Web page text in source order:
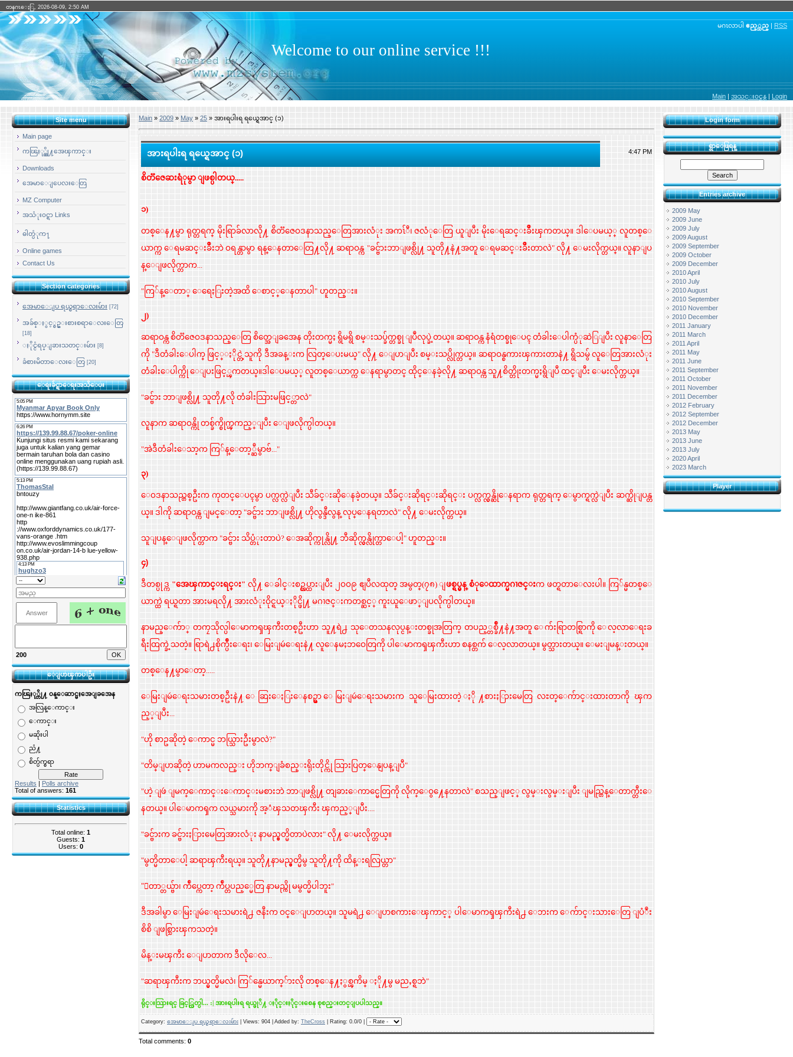
တနဂၤေႏြ, 2026-08-09, 2:50 AM
မဂၤလာပါ ဧည့္သည္ | RSS
Welcome to our online service !!!
Main | အသင္း၀င္ရန္ | Login
Site menu
Main page
ကၽြႏု္ပ္တို႔အေၾကာင္း
Downloads
အေမာေျပေလးေတြ
MZ Computer
အသံုး၀င္ရာ Links
ဓါတ္ပံုက႑
Online games
Contact Us
Section categories
အေမာေျပ ရယ္စရာေလးမ်ား [72]
အခ်စ္ႏွင့္စဥ္းစားစရာေလးေတြ
[18]
ႏိုင္ငံရပ္ျခားသတင္းမ်ား [8]
ခံစားမိတာေလးေတြ [20]
ေရးခ်င္ရာေရးအသိေပး
200
ေျပာၾကပါဦး
ကၽြႏု္တို႔ ၀န္ေဆာင္မႈအေျခအေန
အလြန္ေကာင္း
ေကာင္း
မဆိုးပါ
ညံ႔
စိတ္ပ်က္စရာ
Results | Polls archive
Total of answers: 161
Statistics
Total online: 1
Guests: 1
Users: 0
Main » 2009 » May » 25 » အားရပါးရ ရယ္ရေအာင္ (၁)
အားရပါးရ ရယ္ရေအာင္ (၁) 4:47 PM
စိတၱဇေဆးရံုမွာ ျဖစ္ပါတယ္.....
၁)
တစ္ေန႔မွာ ရုတ္တရက္ မိုးရြာခ်လာလို႔ စိတၱဇေဝဒနာသည္ေတြအားလံုး အကၤ်ီ၊ ဇလံုေတြ ယူျပီး မိုးေရဆင္းခ်ဳိးၾကတယ္။ ဒါေပမယ့္ လူတစ္ေ
ယာက္က ေရမဆင္းခ်ဳိးဘဲ ဝရန္တာမွာ ရန္ေနတာေတြ႔လို႔ ဆရာဝန္က "ခင္ဗ်ားဘာျဖစ္လို႔ သူတို႔နဲ႔အတူ ေရမဆင္းခ်ဳိးတာလဲ" လို႔ ေမးလိုက္တယ္။ လူနာျပ
န္ေျဖလိုက္တာက...
"ကြ်န္ေတာ္ ေရေႏြးတဲ့အထိ ေစာင့္ေနတာပါ" ဟူတည္း။
၂)
ဆရာဝန္က စိတၱဇေဝဒနာသည္ေတြ စိတ္အေျခအေန တိုးတက္မႈ ရွိမရွိ စမ္းသပ္ခ်က္တစ္ခု ျပဳလုပ္ခဲ့တယ္။ ဆရာဝန္က နံရံတစ္ခုေပၚ တံခါးေပါက္ပံုဆဲြျပီး လူနာေတြ
ကို "ဒီတံခါးေပါက္ ဖြင့္ႏိုင္တဲ့သူကို ဒီအခန္းက လြတ္ေပးမယ္" လို႔ ေျပာျပီး စမ္းသပ္လိုက္တယ္။ ဆရာဝန္စကားၾကားတာနဲ႔ ရွိသမွ် လူေတြအားလံုး
တံခါးေပါက္ကို ေျပးဖြင့္ၾကတယ္။ဒါေပမယ့္ လူတစ္ေယာက္က ေနရာမွာတင္ ထိုင္ေနခဲ့လို႔ ဆရာဝန္က သူ႔စိတ္တိုးတက္မႈရွိျပီ ထင္ျပီး ေမးလိုက္တယ္။
"ခင္ဗ်ား ဘာျဖစ္လို႔ သူတို႔လို တံခါးသြားမဖြင့္တာလဲ"
လူနာက ဆရာဝန္ကို တစ္ခ်က္စိုက္ၾကည့္ျပီး ေျဖလိုက္ပါတယ္။
"အဲဒီတံခါးေသာ့က ကြ်န္ေတာ့္ဆီမွာဗ်..."
၃)
ေဝဒနာသည္တစ္ဦးက ကုတင္ေပၚမွာ ပက္လက္လဲျပီး သီခ်င္းဆိုေနခဲ့တယ္။ သီခ်င္းဆိုရင္းဆိုရင္း ပက္လက္လွန္ဆိုေနရာက ရုတ္တရက္ ေမွာက္ရက္လဲျပီး ဆက္ဆိုျပန္တ
ယ္။ ဒါကို ဆရာဝန္က ျမင္ေတာ့ "ခင္ဗ်ား ဘာျဖစ္လို႔ ဟိုလွန္ဒီလွန္ လုပ္ေနရတာလဲ" လို႔ ေမးလိုက္တယ္။
သူျပန္ေျဖလိုက္တာက "ခင္ဗ်ား သိပ္တံုးတာပဲ? ေအဆိုက္ကုန္လို႔ ဘီဆိုက္လွန္လိုက္တာေပါ့" ဟူတည္း။
၄)
ဒီတစ္ပုဒ္က "အေၾကာင္းရင္း" လို႔ ေခါင္းစဥ္တပ္ထားျပီး ၂ဝဝ၉ ဧျပီလထုတ္ အမွတ္(၇၈) ျဖစ္ရပ္မွန္ စံုေထာက္မဂၢဇင္းက ဖတ္ရတာေလးပါ။ ကြ်န္မတစ္ေ
ယာက္ထဲ ရယ္ရတာ အားမရလို႔ အားလံုးဝိုင္ရယ္ႏိုင္ဖို႔ မဂၢဇင္းကတစ္ဆင့္ ကူးယူေဖာ္ျပလိုက္ပါတယ္။
နာမည္ေက်ာ္ တကၠသိုလ္ပါေမာကၡၾကီးတစ္ဦးဟာ သူ႔ရဲ႕ သုေတသနလုပ္ငန္းတစ္ခုအတြက္ တပည့္တစ္ခ်ဳိ႔နဲ႔အတူ ေက်းရြာတစ္ရြာကို ေလ့လာေရးခ
ရီးထြက္ခဲ့သတဲ့။ ရြာရဲ႕စိုက္ပ်ဳိးေရး၊ ေမြးျမဴေရးနဲ႔ လူေနမႈဘဝေတြကို ပါေမာကၡၾကီးဟာ စနစ္တက် ေလ့လာတယ္။ မွတ္သားတယ္။ ေမးျမန္းတယ္။
တစ္ေန႔မွာေတာ့.....
ေမြးျမဴေရးသမားတစ္ဦးနဲ႔ ေဆြးေႏြးေနစဥ္မွာ ေမြးျမဴေရးသမားက သူေမြးထားတဲ့ ႏို႔စားႏြားမေတြ လႊတ္ေက်ာင္းထားတာကို ၾက
ည့္ျပီး...
"ဟို စာဥဆိုတဲ့ ေကာင္မ ဘယ္သြားဦးမွာလဲ?"
"တိမ္ျပာဆိုတဲ့ ဟာမကလည္း ဟိုဘက္ျခံစည္းရိုးတိုင္ကို သြားပြတ္ေနျပန္ျပီ"
"ဟဲ့ ျဖဴ ျမက္ေကာင္းေကာင္းမစားဘဲ ဘာျဖစ္လို႔ တျခားေကာင္မေတြကို လိုက္ေဝွ႔ေနတာလဲ" စသည္ျဖင့္ လွမ္းလွမ္းျပီး ျမည္တြန္ေတာက္တီးေ
နတယ္။ ပါေမာကၡက လယ္သမားကို အ့ံၾသတၾကီး ၾကည့္ျပီး....
"ခင္ဗ်ားက ခင္ဗ်ားႏြားမေတြအားလံုး နာမည္မွတ္မိတာပဲလား" လို႔ ေမးလိုက္တယ္။
"မွတ္မိတာေပါ့ ဆရာၾကီးရယ္။ သူတို႔နာမည္မွတ္မိမွ သူတို႔ကို ထိန္းရလြယ္တာ"
"ေတာ္တယ္ဗ်ာ၊ က်ဳပ္ကေတာ့ က်ဳပ္တပည့္မေတြ နာမည္ကို မမွတ္မိပါဘူး"
ဒီအခါမွာ ေမြးျမဴေရးသမားရဲ႕ ဇနီးက ဝင္ေျပာတယ္။ သူမရဲ႕ ေျပာစကားေၾကာင့္ ပါေမာကၡၾကီးရဲ႕ ေဘးက ေက်ာင္းသားေတြ ျပံဳး
စိစိ ျဖစ္သြားၾကသတဲ့။
မိန္းမၾကီး ေျပာတာက ဒီလိုေလ...
"ဆရာၾကီးက ဘယ္မွတ္မိမလဲ၊ ကြ်န္မေယာက္်ားလို တစ္ေန႔ႏွစ္ၾကိမ္ ႏို႔မွ မညႇစ္ရဘဲ"
ရိုင္းသြားရင္ ခြင့္လြတ္ပါ... :| အားရပါးရ ရယ္ဖုိ႔ ႏိုင္းႏိုင္းစေန စုစည္းတင္ျပပါသည္။
Category: အေမာေျပ ရယ္စရာေလးမ်ား Views: 904 | Added by: TheCross Rating: 0.0/0 |
Total comments: 0
Login form
ရွာေဖြရန္
Entries archive
2009 May
2009 June
2009 July
2009 August
2009 September
2009 October
2009 December
2010 April
2010 July
2010 August
2010 September
2010 November
2010 December
2011 January
2011 March
2011 April
2011 May
2011 June
2011 September
2011 October
2011 November
2011 December
2012 February
2012 September
2012 December
2013 May
2013 June
2013 July
2020 April
2023 March
Player